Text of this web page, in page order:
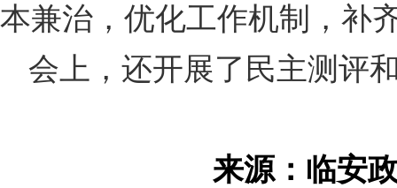
本兼治，优化工作机制，补
会上，还开展了民主测评
来源：临